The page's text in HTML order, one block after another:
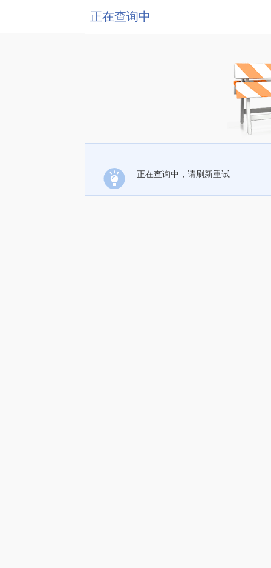
正在查询中
正在查询中，请刷新重试